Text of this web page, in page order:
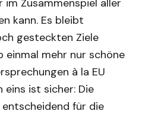
kann. Es bleibt
gesteckten Ziele
mehr nur schöne
à la EU
ist sicher: Die
für die